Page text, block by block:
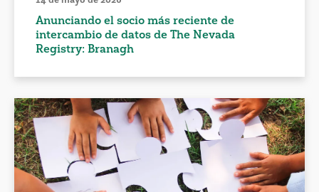
Anunciando el socio más reciente de
intercambio de datos de The Nevada
Registry: Branagh